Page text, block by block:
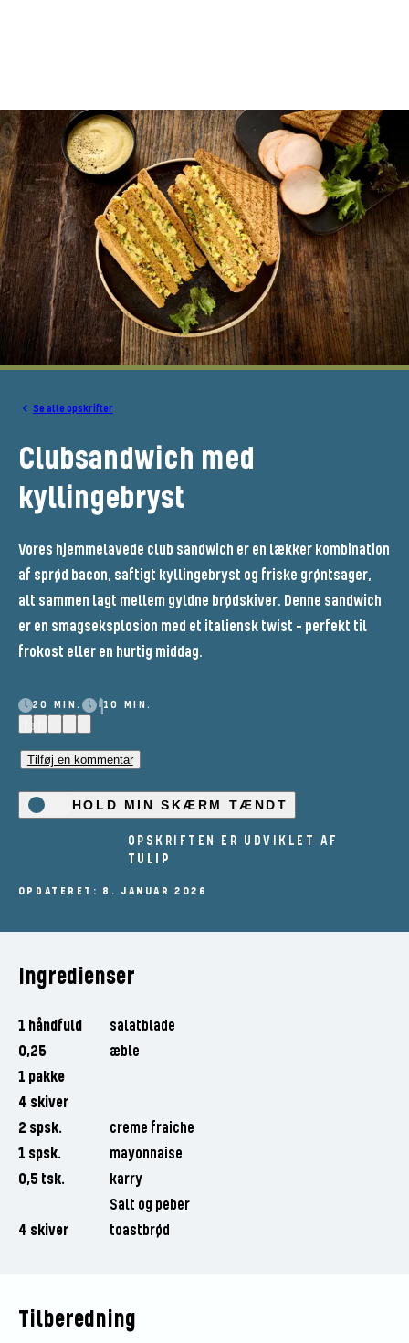
Se alle opskrifter
Clubsandwich med
kyllingebryst
Vores hjemmelavede club sandwich er en lækker kombination
af sprød bacon, saftigt kyllingebryst og friske grøntsager,
alt sammen lagt mellem gyldne brødskiver. Denne sandwich
er en smagseksplosion med et italiensk twist – perfekt til
frokost eller en hurtig middag.
20 MIN.
10 MIN.
(3)
Tilføj en kommentar
HOLD MIN SKÆRM TÆNDT
OPSKRIFTEN ER UDVIKLET AF
TULIP
OPDATERET: 8. JANUAR 2026
Ingredienser
1 håndfuld
salatblade
0,25
æble
1 pakke
4 skiver
2 spsk.
creme fraiche
1 spsk.
mayonnaise
0,5 tsk.
karry
Salt og peber
4 skiver
toastbrød
Tilberedning